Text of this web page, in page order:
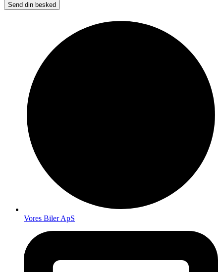
Send din besked
Vores Biler ApS